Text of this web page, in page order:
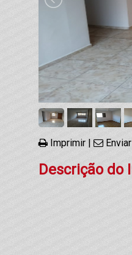
Imprimir |
Descrição do